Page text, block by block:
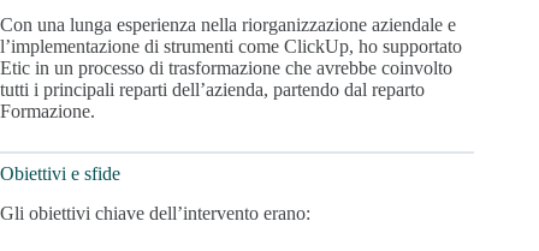
Con una lunga esperienza nella riorganizzazione aziendale e
l’implementazione di strumenti come ClickUp, ho supportato
Etic in un processo di trasformazione che avrebbe coinvolto
tutti i principali reparti dell’azienda, partendo dal reparto
Formazione.
Obiettivi e sfide
Gli obiettivi chiave dell’intervento erano: